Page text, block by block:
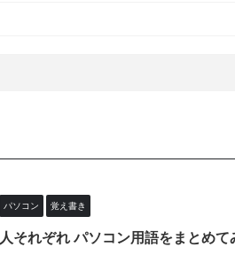
パソコン 覚え書き
人それぞれ パソコン用語をまとめ